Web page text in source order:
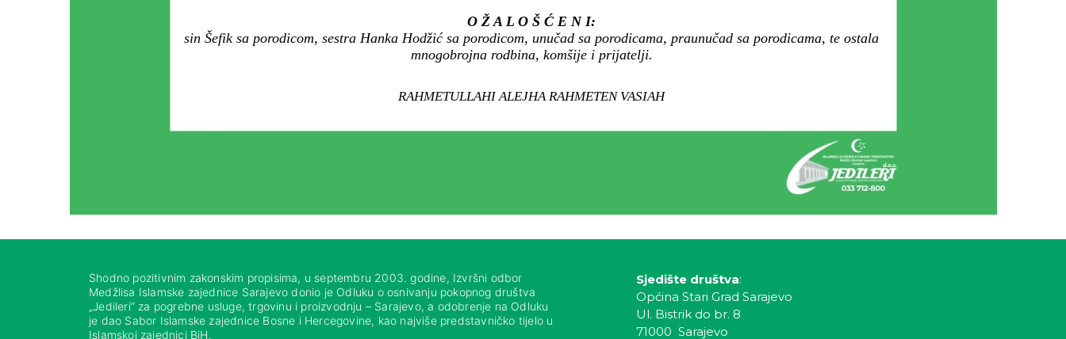
O Ž A L O Š Ć E N I:
sin Šefik sa porodicom, sestra Hanka Hodžić sa porodicom, unučad sa porodicama, praunučad sa porodicama, te ostala
mnogobrojna rodbina, komšije i prijatelji.
RAHMETULLAHI ALEJHA RAHMETEN VASIAH
Shodno pozitivnim zakonskim propisima, u septembru 2003. godine, Izvršni odbor
Medžlisa Islamske zajednice Sarajevo donio je Odluku o osnivanju pokopnog društva
„Jedileri“ za pogrebne usluge, trgovinu i proizvodnju – Sarajevo, a odobrenje na Odluku
je dao Sabor Islamske zajednice Bosne i Hercegovine, kao najviše predstavničko tijelo u
Islamskoj zajednici BiH.
Sjedište društva:
Općina Stari Grad Sarajevo
Ul. Bistrik do br. 8
71000 Sarajevo